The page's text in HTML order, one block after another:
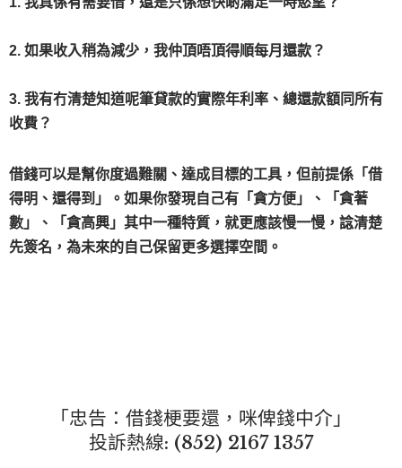
2. 如果收入稍為減少，我仲頂唔頂得順每月還款？
3. 我有冇清楚知道呢筆貸款的實際年利率、總還款額同所有
收費？
借錢可以是幫你度過難關、達成目標的工具，但前提係「借
得明、還得到」。如果你發現自己有「貪方便」、「貪著
數」、「貪高興」其中一種特質，就更應該慢一慢，諗清楚
先簽名，為未來的自己保留更多選擇空間。
「忠告：借錢梗要還，咪俾錢中介」
投訴熱線: (852) 2167 1357